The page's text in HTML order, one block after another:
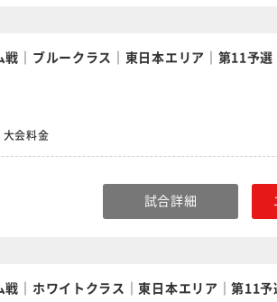
｜ブルークラス｜東日本エリア｜第11予選
大会料金
試合詳細
｜ホワイトクラス｜東日本エリア｜第11予